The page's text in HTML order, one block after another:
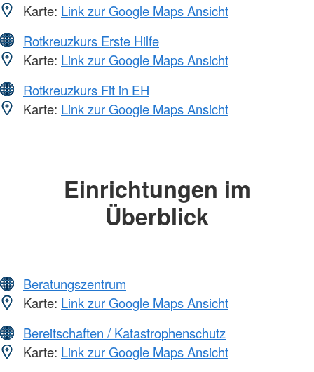
Karte: Link zur Google Maps Ansicht
Rotkreuzkurs Erste Hilfe
Karte: Link zur Google Maps Ansicht
Rotkreuzkurs Fit in EH
Karte: Link zur Google Maps Ansicht
Einrichtungen im
Überblick
Beratungszentrum
Karte: Link zur Google Maps Ansicht
Bereitschaften / Katastrophenschutz
Karte: Link zur Google Maps Ansicht